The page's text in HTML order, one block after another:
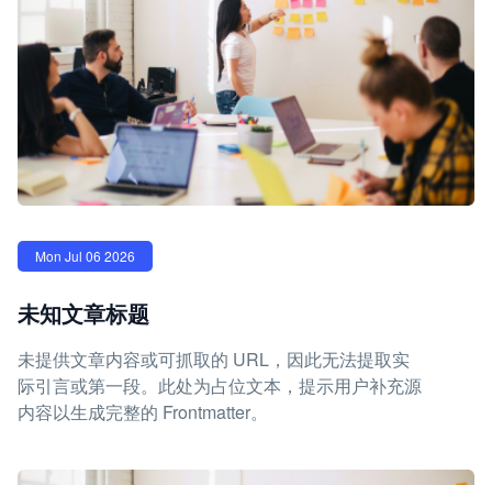
Mon Jul 06 2026
未知文章标题
未提供文章内容或可抓取的 URL，因此无法提取实
际引言或第一段。此处为占位文本，提示用户补充源
内容以生成完整的 Frontmatter。